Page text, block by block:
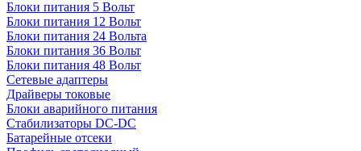
Блоки питания 5 Вольт
Блоки питания 12 Вольт
Блоки питания 24 Вольта
Блоки питания 36 Вольт
Блоки питания 48 Вольт
Сетевые адаптеры
Драйверы токовые
Блоки аварийного питания
Стабилизаторы DC-DC
Батарейные отсеки